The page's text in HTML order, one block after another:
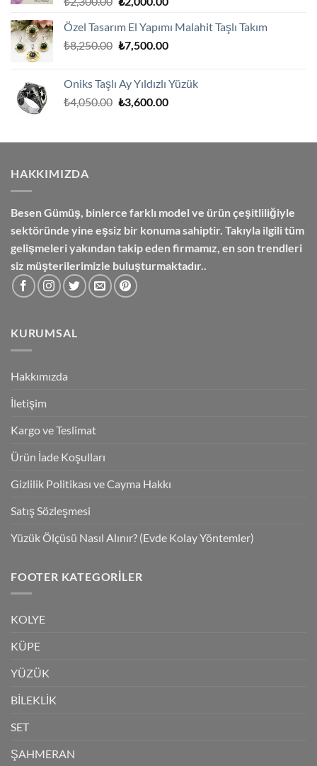
₺2,300.00.fiyat:
₺2,000.00.
Özel Tasarım El Yapımı Malahit Taşlı Takım
₺8,250.00 Orijinal
₺7,500.00Şu
₺7,500.00.
Oniks Taşlı Ay Yıldızlı Yüzük
₺4,050.00 Orijinal
₺3,600.00Şu
₺3,600.00.
HAKKIMIZDA
Besen Gümüş, binlerce farklı model ve ürün çeşitliliğiyle
sektöründe yine eşsiz bir konuma sahiptir. Takıyla ilgili tüm
gelişmeleri yakından takip eden firmamız, en son trendleri
siz müşterilerimizle buluşturmaktadır..
KURUMSAL
Hakkımızda
İletişim
Kargo ve Teslimat
Ürün İade Koşulları
Gizlilik Politikası ve Cayma Hakkı
Satış Sözleşmesi
Yüzük Ölçüsü Nasıl Alınır? (Evde Kolay Yöntemler)
FOOTER KATEGORILER
KOLYE
KÜPE
YÜZÜK
BİLEKLİK
SET
ŞAHMERAN